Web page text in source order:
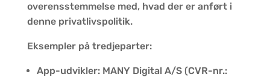
overensstemmelse med, hvad der er anført i
denne privatlivspolitik.
Eksempler på tredjeparter:
App-udvikler: MANY Digital A/S (CVR-nr.: